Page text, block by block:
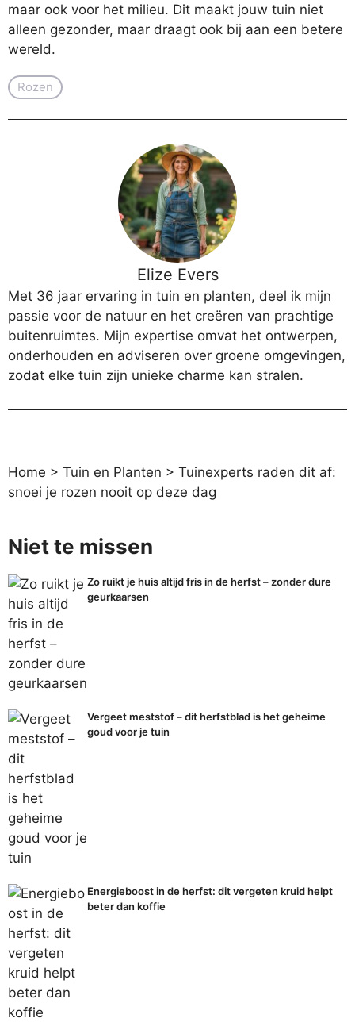
maar ook voor het milieu. Dit maakt jouw tuin niet
alleen gezonder, maar draagt ook bij aan een betere
wereld.
Rozen
Elize Evers
Met 36 jaar ervaring in tuin en planten, deel ik mijn
passie voor de natuur en het creëren van prachtige
buitenruimtes. Mijn expertise omvat het ontwerpen,
onderhouden en adviseren over groene omgevingen,
zodat elke tuin zijn unieke charme kan stralen.
Home > Tuin en Planten > Tuinexperts raden dit af:
snoei je rozen nooit op deze dag
Niet te missen
Zo ruikt je huis altijd fris in de herfst – zonder dure
geurkaarsen
Vergeet meststof – dit herfstblad is het geheime
goud voor je tuin
Energieboost in de herfst: dit vergeten kruid helpt
beter dan koffie